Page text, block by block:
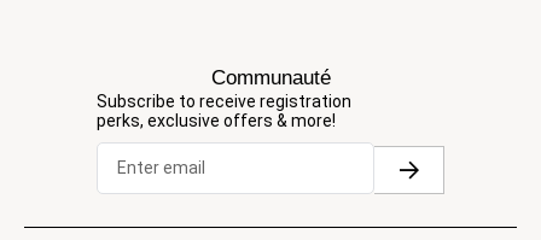
Communauté
Subscribe to receive registration
perks, exclusive offers & more!